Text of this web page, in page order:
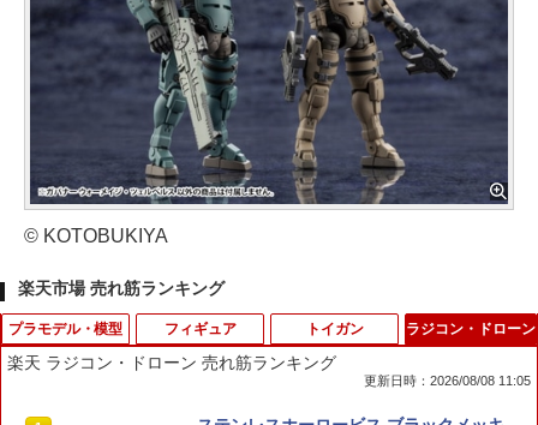
© KOTOBUKIYA
楽天市場 売れ筋ランキング
プラモデル・模型 フィギュア トイガン ラジコン・ドローン
楽天 ラジコン・ドローン 売れ筋ランキング
更新日時：2026/08/08 11:05